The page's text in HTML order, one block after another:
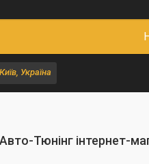
Україна
Авто-Тюнінг інтернет-